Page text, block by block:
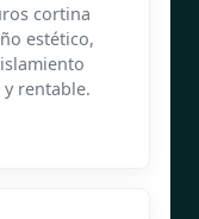
cortina
estético,
rentable.